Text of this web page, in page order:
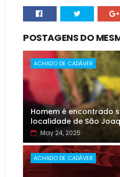
POSTAGENS DO
ACHADO DE CADÁVER
Homem é encontrado
localidade de São
May 24, 2025
ACHADO DE CADÁVER